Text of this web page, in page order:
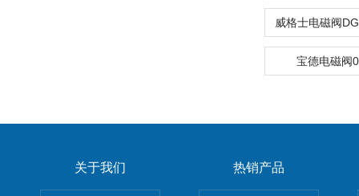
宝德电磁阀
关于我们 热销产品